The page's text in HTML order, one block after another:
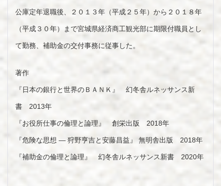
公庫定年退職後、２０１３年（平成２５年）から２０１８年
（平成３０年）まで宮城県経済商工観光部に期限付職員とし
て勤務、補助金の交付事務に従事した。
著作
『日本の銀行と世界のＢＡＮＫ』 幻冬舎ルネッサンス新
書 2013年
『お役所仕事の倫理と論理』 創栄出版 2018年
『危険な思想 ― 狩野亨吉と安藤昌益』 無明舎出版 2018年
『補助金の倫理と論理』 幻冬舎ルネッサンス新書 2020年